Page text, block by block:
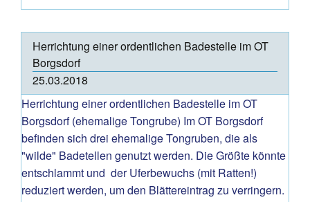
Herrichtung einer ordentlichen Badestelle im OT
Borgsdorf
25.03.2018
Herrichtung einer ordentlichen Badestelle im OT
Borgsdorf (ehemalige Tongrube) Im OT Borgsdorf
befinden sich drei ehemalige Tongruben, die als
"wilde" Badetellen genutzt werden. Die Größte könnte
entschlammt und der Uferbewuchs (mit Ratten!)
reduziert werden, um den Blättereintrag zu verringern.